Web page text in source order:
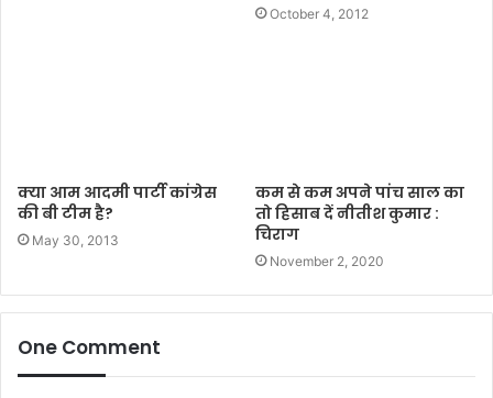
October 4, 2012
क्या आम आदमी पार्टी कांग्रेस
की बी टीम है?
May 30, 2013
कम से कम अपने पांच साल का
तो हिसाब दें नीतीश कुमार :
चिराग
November 2, 2020
One Comment